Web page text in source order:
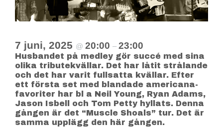
7 juni, 2025 @ 20:00 – 23:00
Husbandet på medley gör succé med sina
olika tributekvällar. Det har låtit strålande
och det har varit fullsatta kvällar. Efter
ett första set med blandade americana-
favoriter har bl a Neil Young, Ryan Adams,
Jason Isbell och Tom Petty hyllats. Denna
gången är det “Muscle Shoals” tur. Det är
samma upplägg den här gången.